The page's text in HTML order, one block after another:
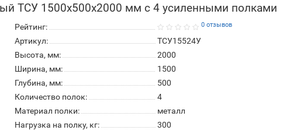
ТСУ 1500х500х2000 мм с 4 усиленными полками
Рейтинг: 0 отзывов
Артикул:
ТСУ15524У
Высота, мм:
2000
Ширина, мм:
1500
Глубина, мм:
500
Количество полок:
4
Материал полки:
металл
Нагрузка на полку, кг:
300